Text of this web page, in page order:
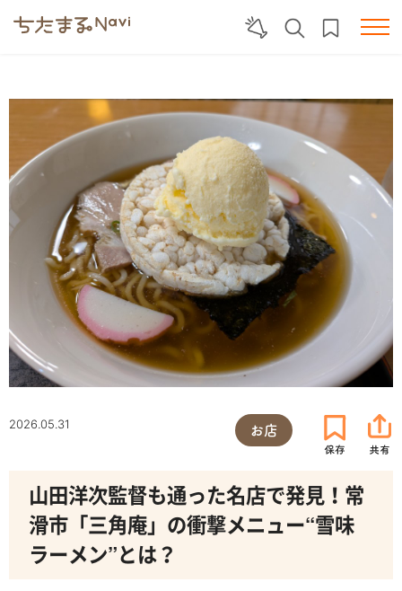
2026.05.31 お店
山田洋次監督も通った名店で発見！常
滑市「三角庵」の衝撃メニュー“雪味
ラーメン”とは？